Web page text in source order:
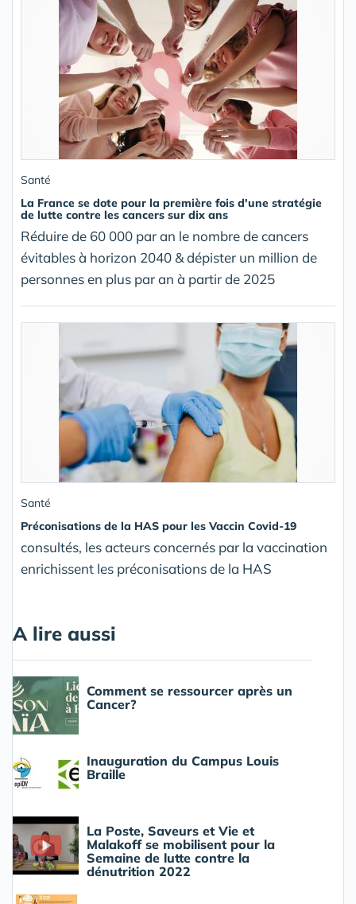
Santé
La France se dote pour la première fois d'une stratégie
de lutte contre les cancers sur dix ans
Réduire de 60 000 par an le nombre de cancers
évitables à horizon 2040 & dépister un million de
personnes en plus par an à partir de 2025
Santé
Préconisations de la HAS pour les Vaccin Covid-19
consultés, les acteurs concernés par la vaccination
enrichissent les préconisations de la HAS
A lire aussi
Comment se ressourcer après un
Cancer?
Inauguration du Campus Louis
Braille
La Poste, Saveurs et Vie et
Malakoff se mobilisent pour la
Semaine de lutte contre la
dénutrition 2022